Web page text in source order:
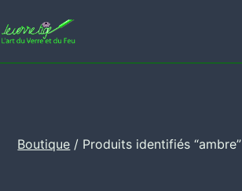
au
contenu
Boutique / Produits identifiés “ambre”